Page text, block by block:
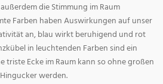
die Stimmung im Raum
Farben haben Auswirkungen auf unser
an, blau wirkt beruhigend und rot
in leuchtenden Farben sind ein
triste Ecke im Raum kann so ohne großen
werden.